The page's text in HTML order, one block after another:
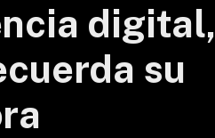
digital,
su